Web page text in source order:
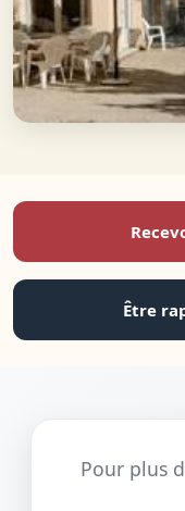
Être
Pour plus